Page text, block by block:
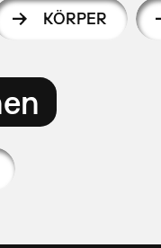
KÖRPER